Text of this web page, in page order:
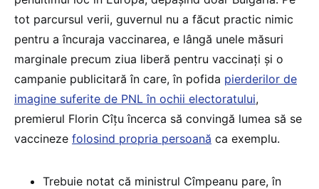
tot parcursul verii, guvernul nu a făcut practic nimic
pentru a încuraja vaccinarea, e lângă unele măsuri
marginale precum ziua liberă pentru vaccinați și o
campanie publicitară în care, în pofida pierderilor de
imagine suferite de PNL în ochii electoratului,
premierul Florin Cîțu încerca să convingă lumea să se
vaccineze folosind propria persoană ca exemplu.
Trebuie notat că ministrul Cîmpeanu pare, în